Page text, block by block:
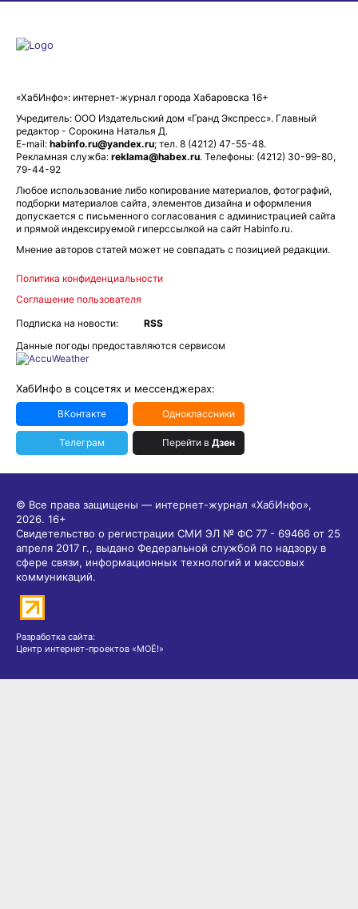
«ХабИнфо»: интернет-журнал города Хабаровска 16+
Учредитель: ООО Издательский дом «Гранд Экспресс». Главный
редактор - Сорокина Наталья Д.
E-mail: habinfo.ru@yandex.ru; тел. 8 (4212) 47-55-48.
Рекламная служба: reklama@habex.ru. Телефоны: (4212) 30-99-80,
79-44-92
Любое использование либо копирование материалов, фотографий,
подборки материалов сайта, элементов дизайна и оформления
допускается с письменного согласования с администрацией сайта
и прямой индексируемой гиперссылкой на сайт Habinfo.ru.
Мнение авторов статей может не совпадать с позицией редакции.
Политика конфиденциальности
Соглашение пользователя
Подписка на новости:
RSS
Данные погоды предоставляются сервисом
ХабИнфо в соцсетях и мессенджерах:
ВКонтакте Одноклассники
Телеграм Перейти в Дзен
© Все права защищены — интернет-журнал «ХабИнфо»,
2026. 16+
Свидетельство о регистрации СМИ ЭЛ № ФС 77 - 69466 от 25
апреля 2017 г., выдано Федеральной службой по надзору в
сфере связи, информационных технологий и массовых
коммуникаций.
Разработка сайта:
Центр интернет-проектов «МОЁ!»